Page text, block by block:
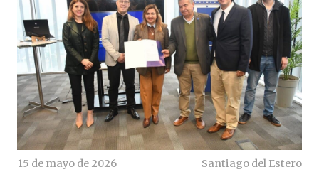
15 de mayo de 2026 Santiago del Estero